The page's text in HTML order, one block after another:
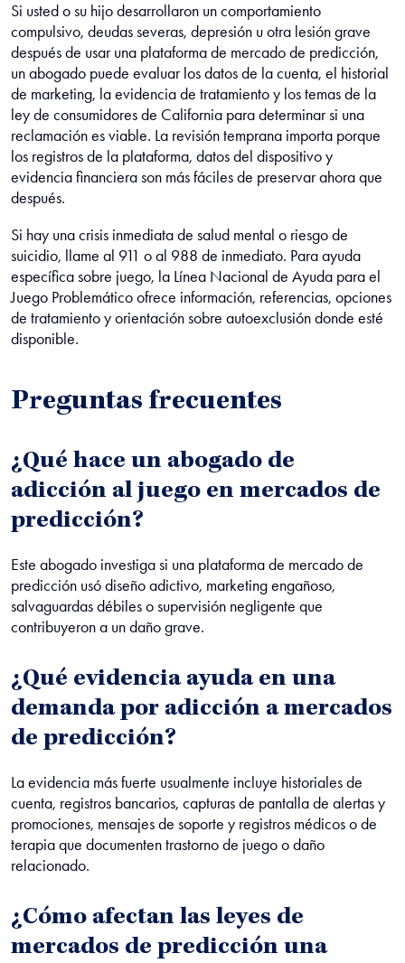
Si usted o su hijo desarrollaron un comportamiento
compulsivo, deudas severas, depresión u otra lesión grave
después de usar una plataforma de mercado de predicción,
un abogado puede evaluar los datos de la cuenta, el historial
de marketing, la evidencia de tratamiento y los temas de la
ley de consumidores de California para determinar si una
reclamación es viable. La revisión temprana importa porque
los registros de la plataforma, datos del dispositivo y
evidencia financiera son más fáciles de preservar ahora que
después.
Si hay una crisis inmediata de salud mental o riesgo de
suicidio, llame al 911 o al 988 de inmediato. Para ayuda
específica sobre juego, la Línea Nacional de Ayuda para el
Juego Problemático ofrece información, referencias, opciones
de tratamiento y orientación sobre autoexclusión donde esté
disponible.
Preguntas frecuentes
¿Qué hace un abogado de
adicción al juego en mercados de
predicción?
Este abogado investiga si una plataforma de mercado de
predicción usó diseño adictivo, marketing engañoso,
salvaguardas débiles o supervisión negligente que
contribuyeron a un daño grave.
¿Qué evidencia ayuda en una
demanda por adicción a mercados
de predicción?
La evidencia más fuerte usualmente incluye historiales de
cuenta, registros bancarios, capturas de pantalla de alertas y
promociones, mensajes de soporte y registros médicos o de
terapia que documenten trastorno de juego o daño
relacionado.
¿Cómo afectan las leyes de
mercados de predicción una